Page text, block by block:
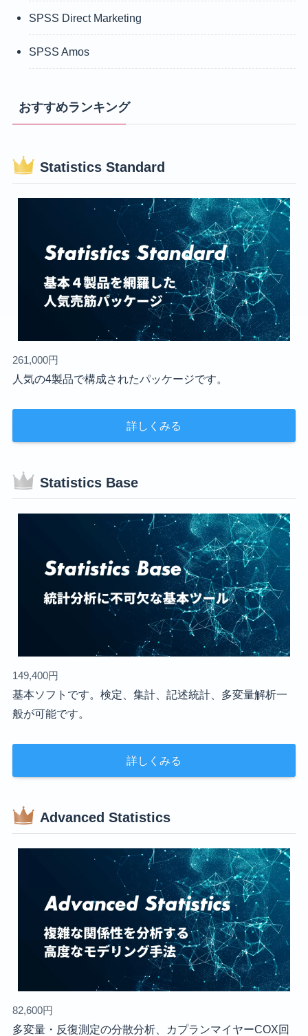
SPSS Direct Marketing
SPSS Amos
おすすめランキング
Statistics Standard
261,000円
人気の4製品で構成されたパッケージです。
詳しくみる
Statistics Base
149,400円
基本ソフトです。検定、集計、記述統計、多変量解析一
般が可能です。
詳しくみる
Advanced Statistics
82,600円
多変量・反復測定の分散分析、カプランマイヤーCOX回